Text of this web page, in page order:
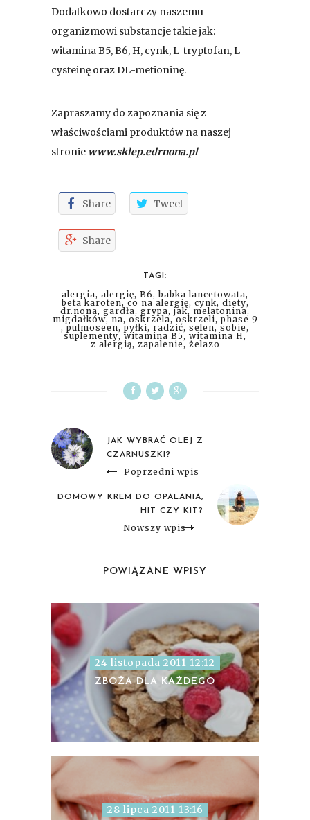
Dodatkowo dostarczy naszemu
organizmowi substancje takie jak:
witamina B5, B6, H, cynk, L-tryptofan, L-
cysteinę oraz DL-metioninę.
Zapraszamy do zapoznania się z
właściwościami produktów na naszej
stronie www.sklep.edrnona.pl
Share Tweet
Share
TAGI:
alergia, alergię, B6,babka lancetowata,
beta karoten, co na alergię, cynk, diety,
dr.nona, gardła, grypa, jak, melatonina,
migdałków, na, oskrzela,oskrzeli, phase 9
,pulmoseen,pyłki, radzić, selen, sobie,
suplementy, witamina B5, witamina H,
z alergią, zapalenie, żelazo
JAK WYBRAĆ OLEJ Z
CZARNUSZKI?
Poprzedni wpis
DOMOWY KREM DO OPALANIA,
HIT CZY KIT?
Nowszy wpis
POWIĄZANE WPISY
24 listopada 2011 12:12
ZBOŻA DLA KAŻDEGO
28 lipca 2011 13:16